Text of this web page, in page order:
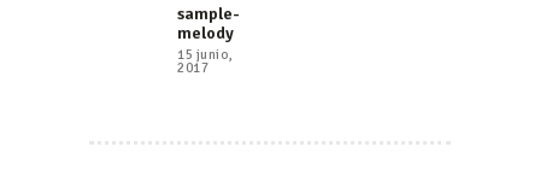
ENTRADAS
Previous
post:
sample-
melody
15 junio,
2017